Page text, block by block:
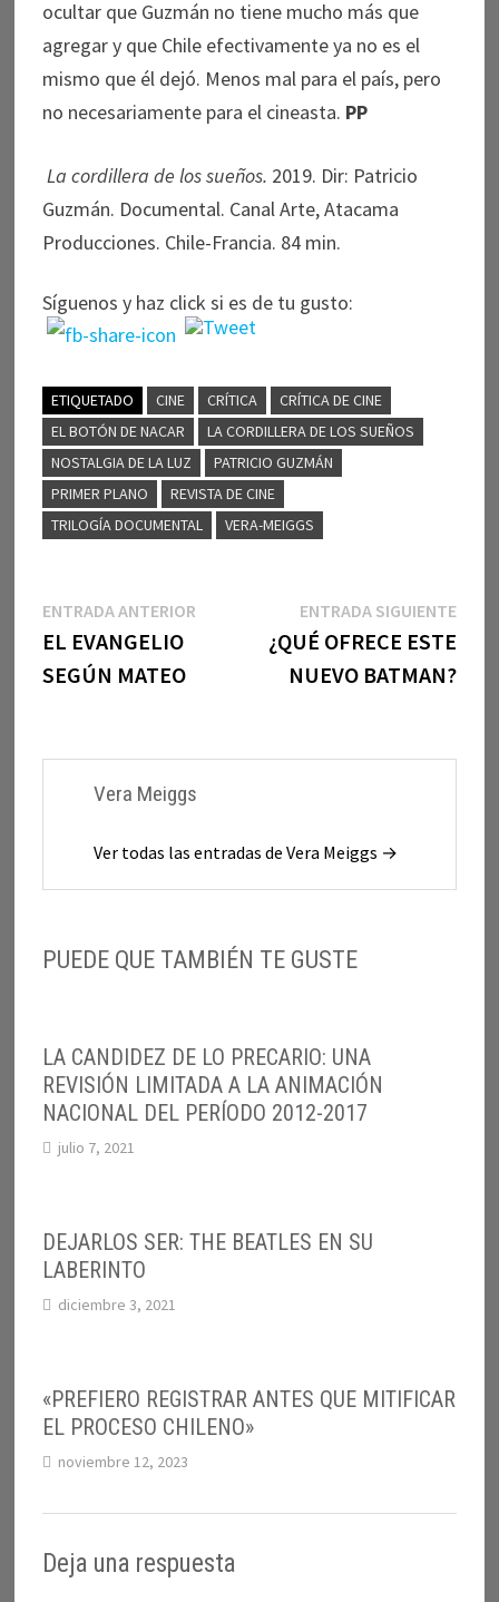
ocultar que Guzmán no tiene mucho más que
agregar y que Chile efectivamente ya no es el
mismo que él dejó. Menos mal para el país, pero
no necesariamente para el cineasta. PP
La cordillera de los sueños. 2019. Dir: Patricio
Guzmán. Documental. Canal Arte, Atacama
Producciones. Chile-Francia. 84 min.
Síguenos y haz click si es de tu gusto:
ETIQUETADO CINE CRÍTICA
CRÍTICA DE CINE
EL BOTÓN DE NACAR
LA CORDILLERA DE LOS SUEÑOS
NOSTALGIA DE LA LUZ
PATRICIO GUZMÁN
PRIMER PLANO
REVISTA DE CINE
TRILOGÍA DOCUMENTAL
VERA-MEIGGS
Navegación
de
ENTRADA ANTERIOREntrada
EL EVANGELIO
SEGÚN MATEO
ENTRADA SIGUIENTE
¿QUÉ OFRECE ESTE
NUEVO BATMAN?
Vera Meiggs
Ver todas las entradas de Vera Meiggs →
PUEDE QUE TAMBIÉN TE GUSTE
LA CANDIDEZ DE LO PRECARIO: UNA
REVISIÓN LIMITADA A LA ANIMACIÓN
NACIONAL DEL PERÍODO 2012-2017
julio 7, 2021
DEJARLOS SER: THE BEATLES EN SU
LABERINTO
diciembre 3, 2021
«PREFIERO REGISTRAR ANTES QUE MITIFICAR
EL PROCESO CHILENO»
noviembre 12, 2023
Deja una respuesta